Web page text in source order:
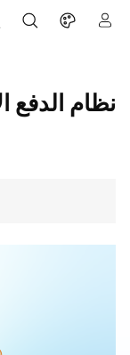
نظام الدفع الآمن الجديد في تركيا 2026